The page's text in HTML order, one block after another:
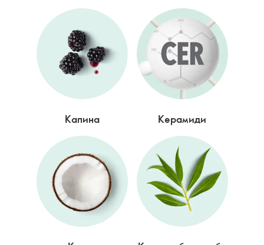
Капина Керамиди